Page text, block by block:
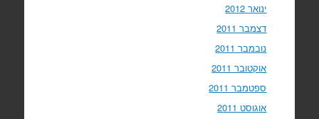
ינואר 2012
דצמבר 2011
נובמבר 2011
אוקטובר 2011
ספטמבר 2011
אוגוסט 2011